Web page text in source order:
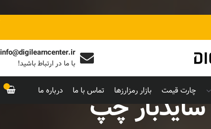
info@digilearncenter.ir
با ما در ارتباط باشید!
چارت قیمت بازار رمزارزها تماس با ما درباره ما سایدبار چپ